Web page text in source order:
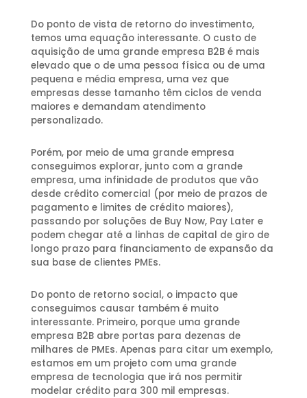
Do ponto de vista de retorno do investimento,
temos uma equação interessante. O custo de
aquisição de uma grande empresa B2B é mais
elevado que o de uma pessoa física ou de uma
pequena e média empresa, uma vez que
empresas desse tamanho têm ciclos de venda
maiores e demandam atendimento
personalizado.
Porém, por meio de uma grande empresa
conseguimos explorar, junto com a grande
empresa, uma infinidade de produtos que vão
desde crédito comercial (por meio de prazos de
pagamento e limites de crédito maiores),
passando por soluções de Buy Now, Pay Later e
podem chegar até a linhas de capital de giro de
longo prazo para financiamento de expansão da
sua base de clientes PMEs.
Do ponto de retorno social, o impacto que
conseguimos causar também é muito
interessante. Primeiro, porque uma grande
empresa B2B abre portas para dezenas de
milhares de PMEs. Apenas para citar um exemplo,
estamos em um projeto com uma grande
empresa de tecnologia que irá nos permitir
modelar crédito para 300 mil empresas.